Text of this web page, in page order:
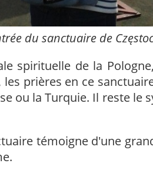
du sanctuaire de
spirituelle de la
les prières en ce
ou la Turquie. Il reste le
témoigne d'une